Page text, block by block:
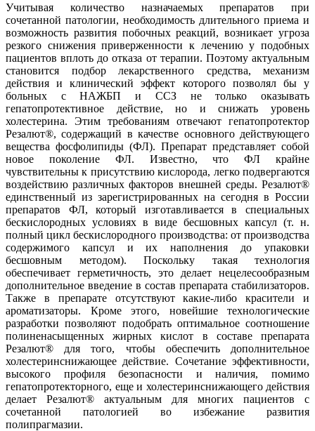
Учитывая количество назначаемых препаратов при
сочетанной патологии, необходимость длительного приема и
возможность развития побочных реакций, возникает угроза
резкого снижения приверженности к лечению у подобных
пациентов вплоть до отказа от терапии. Поэтому актуальным
становится подбор лекарственного средства, механизм
действия и клинический эффект которого позволял бы у
больных с НАЖБП и ССЗ не только оказывать
гепатопротективное действие, но и снижать уровень
холестерина. Этим требованиям отвечают гепатопротектор
Резалют®, содержащий в качестве основного действующего
вещества фосфолипиды (ФЛ). Препарат представляет собой
новое поколение ФЛ. Известно, что ФЛ крайне
чувствительны к присутствию кислорода, легко подвергаются
воздействию различных факторов внешней среды. Резалют®
единственный из зарегистрированных на сегодня в России
препаратов ФЛ, который изготавливается в специальных
бескислородных условиях в виде бесшовных капсул (т. н.
полный цикл бескислородного производства: от производства
содержимого капсул и их наполнения до упаковки
бесшовным методом). Поскольку такая технология
обеспечивает герметичность, это делает нецелесообразным
дополнительное введение в состав препарата стабилизаторов.
Также в препарате отсутствуют какие-либо красители и
ароматизаторы. Кроме этого, новейшие технологические
разработки позволяют подобрать оптимальное соотношение
полиненасыщенных жирных кислот в составе препарата
Резалют® для того, чтобы обеспечить дополнительное
холестеринснижающее действие. Сочетание эффективности,
высокого профиля безопасности и наличия, помимо
гепатопротекторного, еще и холестеринснижающего действия
делает Резалют® актуальным для многих пациентов с
сочетанной патологией во избежание развития
полипрагмазии.